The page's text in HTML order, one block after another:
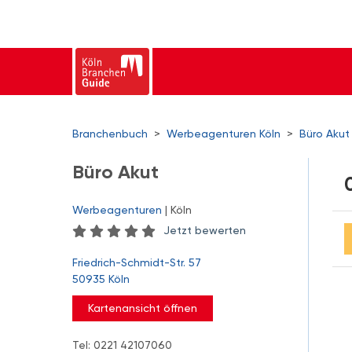
Branchenbuch > Werbeagenturen Köln > Büro Akut
Büro Akut
Werbeagenturen | Köln
Jetzt bewerten
Friedrich-Schmidt-Str. 57
50935 Köln
Kartenansicht öffnen
Tel: 0221 42107060